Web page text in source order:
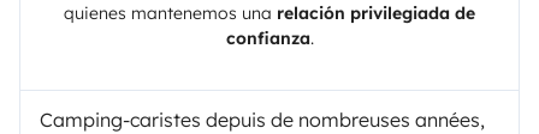
quienes mantenemos una relación privilegiada de
confianza.
Camping-caristes depuis de nombreuses années,